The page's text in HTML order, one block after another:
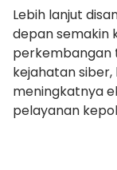
Lebih lanjut
depan semakin
perkembangan
kejahatan
meningkatnya
pelayanan